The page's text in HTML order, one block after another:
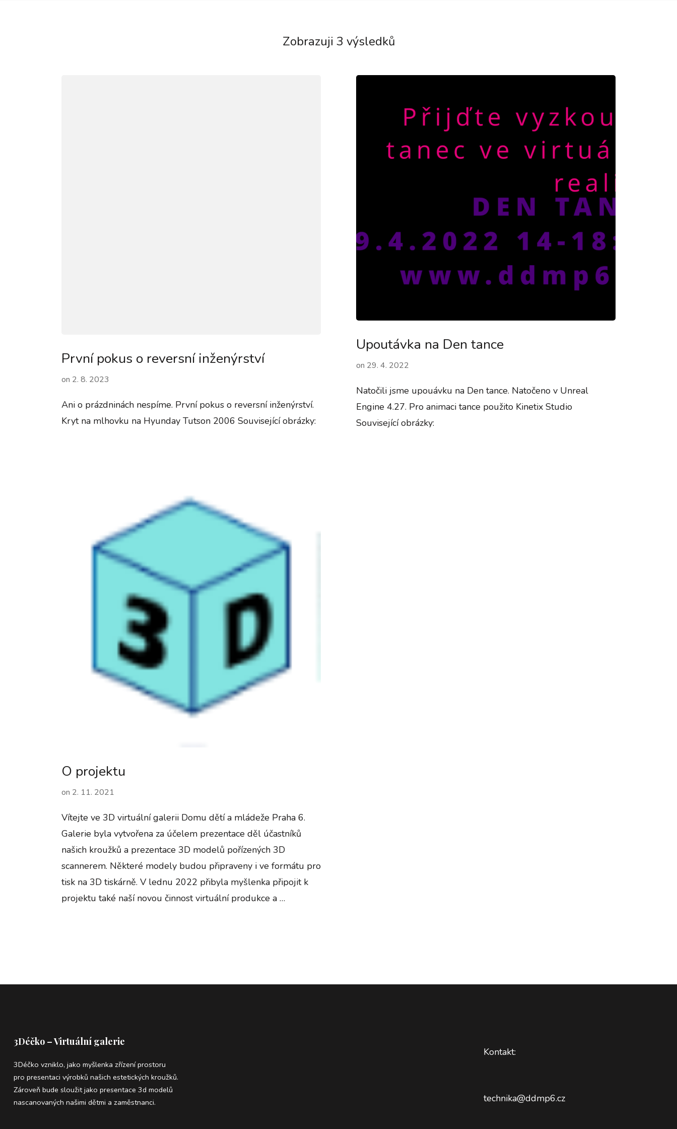
Zobrazuji 3 výsledků
První pokus o reversní inženýrství
on 2. 8. 2023
Ani o prázdninách nespíme. První pokus o reversní inženýrství.
Kryt na mlhovku na Hyunday Tutson 2006 Související obrázky:
Upoutávka na Den tance
on 29. 4. 2022
Natočili jsme upouávku na Den tance. Natočeno v Unreal
Engine 4.27. Pro animaci tance použito Kinetix Studio
Související obrázky:
O projektu
on 2. 11. 2021
Vítejte ve 3D virtuální galerii Domu dětí a mládeže Praha 6.
Galerie byla vytvořena za účelem prezentace děl účastníků
našich kroužků a prezentace 3D modelů pořízených 3D
scannerem. Některé modely budou připraveny i ve formátu pro
tisk na 3D tiskárně. V lednu 2022 přibyla myšlenka připojit k
projektu také naší novou činnost virtuální produkce a …
3Déčko – Virtuální galerie
3Déčko vzniklo, jako myšlenka zřízení prostoru
pro presentaci výrobků našich estetických kroužků.
Zároveň bude sloužit jako presentace 3d modelů
nascanovaných našimi dětmi a zaměstnanci.
Kontakt:
technika@ddmp6.cz